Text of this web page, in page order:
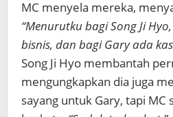
MC menyela mereka,
“Menurutku bagi Song Ji
bisnis, dan bagi Gary ada
Song Ji Hyo membantah
mengungkapkan dia juga
sayang untuk Gary, tapi MC